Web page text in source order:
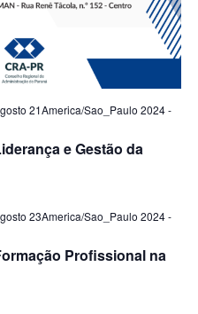
e Gestão da
21America/Sao_Paulo 2024 -
Profissional na
23America/Sao_Paulo 2024 -